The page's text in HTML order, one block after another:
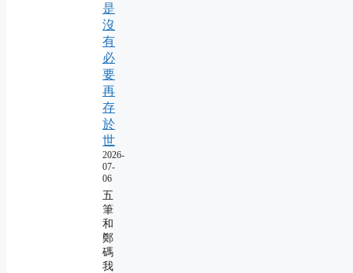
是
沒
有
必
要
再
存
於
世
2026-
07-
06
五
筆
和
鄭
碼
我